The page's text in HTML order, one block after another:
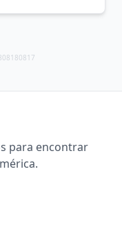
para encontrar